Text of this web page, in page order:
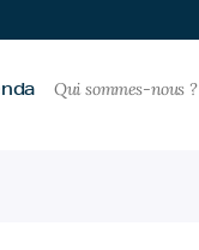
Qui sommes-nous ?